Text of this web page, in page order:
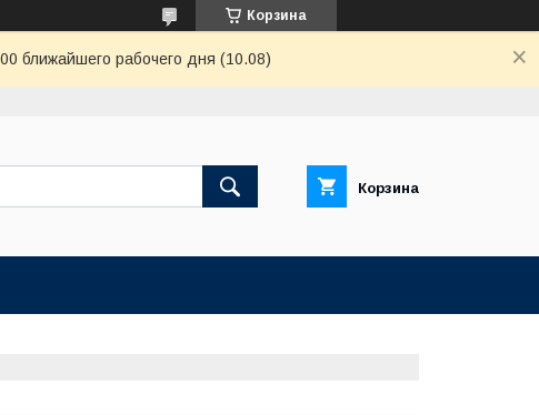
Корзина
ближайшего рабочего дня (10.08)
Корзина